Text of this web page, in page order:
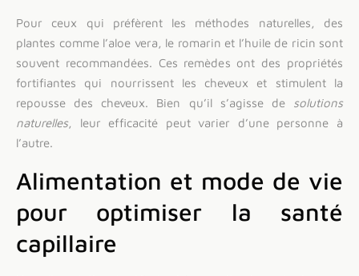
Pour ceux qui préfèrent les méthodes naturelles, des
plantes comme l’aloe vera, le romarin et l’huile de ricin sont
souvent recommandées. Ces remèdes ont des propriétés
fortifiantes qui nourrissent les cheveux et stimulent la
repousse des cheveux. Bien qu’il s’agisse de solutions
naturelles, leur efficacité peut varier d’une personne à
l’autre.
Alimentation et mode de vie
pour optimiser la santé
capillaire